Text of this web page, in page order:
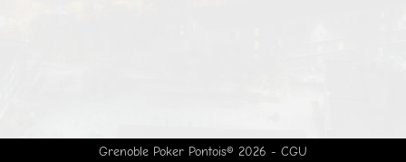
Grenoble Poker Pontois© 2026 - CGU